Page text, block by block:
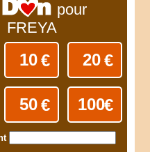
pour
FREYA
€ €
€ €